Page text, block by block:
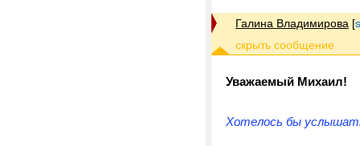
Галина Владимирова [
Уважаемый Михаил!
Хотелось бы